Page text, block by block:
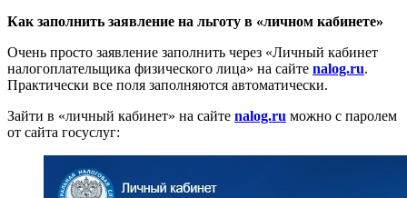
Как заполнить заявление на льготу в «личном кабинете»
Очень просто заявление заполнить через «Личный кабинет
налогоплательщика физического лица» на сайте nalog.ru.
Практически все поля заполняются автоматически.
Зайти в «личный кабинет» на сайте nalog.ru можно с паролем
от сайта госуслуг: